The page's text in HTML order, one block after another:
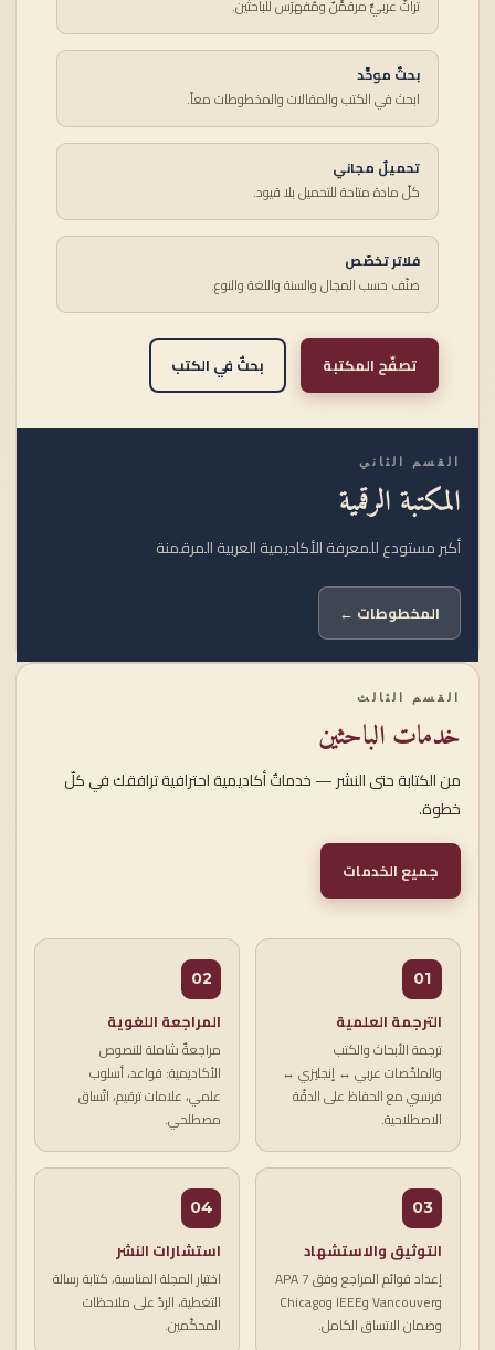
تراثٌ عربيٌّ مرقمَّنٌ ومُفهرَس للباحثين.
بحثٌ موحَّد
ابحث في الكتب والمقالات والمخطوطات معاً.
تحميلٌ مجاني
كلّ مادة متاحة للتحميل بلا قيود.
فلاتر تخصّص
صنّف حسب المجال والسنة واللغة والنوع.
تصفّح المكتبة بحثٌ في الكتب
القسم الثاني
المكتبة الرقمية
أكبر مستودع للمعرفة الأكاديمية العربية المرقمنة
المخطوطات ←
القسم الثالث
خدمات الباحثين
من الكتابة حتى النشر — خدماتٌ أكاديمية احترافية ترافقك في كلّ
خطوة.
جميع الخدمات
01
الترجمة العلمية
ترجمة الأبحاث والكتب
والملخّصات عربي ↔ إنجليزي ↔
فرنسي مع الحفاظ على الدقّة
الاصطلاحية.
02
المراجعة اللغوية
مراجعةٌ شاملة للنصوص
الأكاديمية: قواعد، أسلوب
علمي، علامات ترقيم، اتّساق
مصطلحي.
03
التوثيق والاستشهاد
إعداد قوائم المراجع وفق APA 7
وVancouver وIEEE وChicago
وضمان الاتساق الكامل.
04
استشارات النشر
اختيار المجلة المناسبة، كتابة رسالة
التغطية، الردّ على ملاحظات
المحكّمين.